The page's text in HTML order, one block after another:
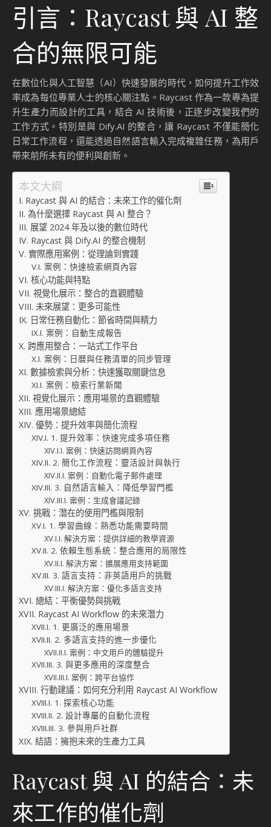
引言：Raycast 與 AI 整
合的無限可能
在數位化與人工智慧（AI）快速發展的時代，如何提升工作效
率成為每位專業人士的核心關注點。Raycast 作為一款專為提
升生產力而設計的工具，結合 AI 技術後，正逐步改變我們的
工作方式。特別是與 Dify.AI 的整合，讓 Raycast 不僅能簡化
日常工作流程，還能透過自然語言輸入完成複雜任務，為用戶
帶來前所未有的便利與創新。
本文大綱
Raycast 與 AI 的結合：未來工作的催化劑
為什麼選擇 Raycast 與 AI 整合？
展望 2024 年及以後的數位時代
Raycast 與 Dify.AI 的整合機制
實際應用案例：從理論到實踐
案例：快速檢索網頁內容
核心功能與特點
視覺化展示：整合的直觀體驗
未來展望：更多可能性
日常任務自動化：節省時間與精力
案例：自動生成報告
跨應用整合：一站式工作平台
案例：日曆與任務清單的同步管理
數據檢索與分析：快速獲取關鍵信息
案例：檢索行業新聞
視覺化展示：應用場景的直觀體驗
應用場景總結
優勢：提升效率與簡化流程
1. 提升效率：快速完成多項任務
案例：快速訪問網頁內容
2. 簡化工作流程：靈活設計與執行
案例：自動化電子郵件處理
3. 自然語言輸入：降低學習門檻
案例：生成會議記錄
挑戰：潛在的使用門檻與限制
1. 學習曲線：熟悉功能需要時間
解決方案：提供詳細的教學資源
2. 依賴生態系統：整合應用的局限性
解決方案：擴展應用支持範圍
3. 語言支持：非英語用戶的挑戰
解決方案：優化多語言支持
總結：平衡優勢與挑戰
Raycast AI Workflow 的未來潛力
1. 更廣泛的應用場景
2. 多語言支持的進一步優化
案例：中文用戶的體驗提升
3. 與更多應用的深度整合
案例：跨平台協作
行動建議：如何充分利用 Raycast AI Workflow
1. 探索核心功能
2. 設計專屬的自動化流程
3. 參與用戶社群
結語：擁抱未來的生產力工具
Raycast 與 AI 的結合：未
來工作的催化劑